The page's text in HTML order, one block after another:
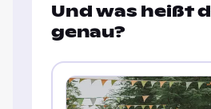
Und was heißt
genau?